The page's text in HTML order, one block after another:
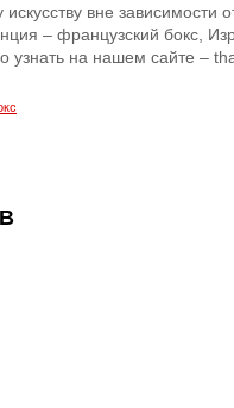
вне зависимости
– французский бокс,
на нашем сайте –